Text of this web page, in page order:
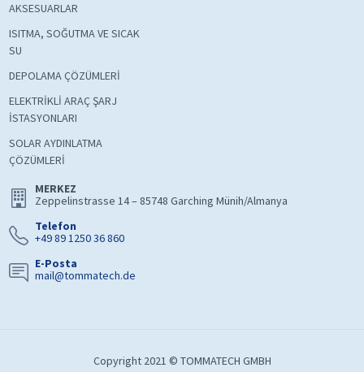
AKSESUARLAR
ISITMA, SOĞUTMA VE SICAK
SU
DEPOLAMA ÇÖZÜMLERİ
ELEKTRİKLİ ARAÇ ŞARJ
İSTASYONLARI
SOLAR AYDINLATMA
ÇÖZÜMLERİ
MERKEZ
Zeppelinstrasse 14 – 85748 Garching Münih/Almanya
Telefon
+49 89 1250 36 860
E-Posta
mail@tommatech.de
Copyright 2021 © TOMMATECH GMBH